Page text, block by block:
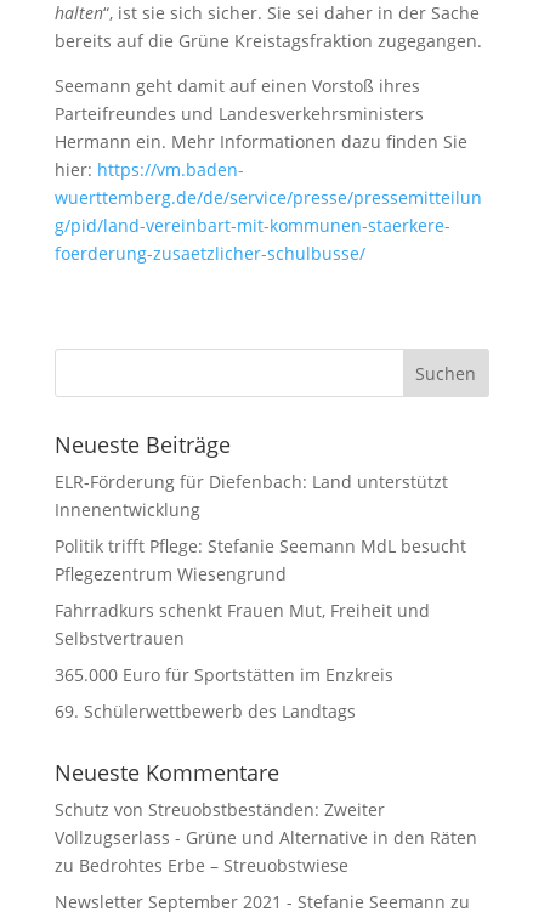
halten“, ist sie sich sicher. Sie sei daher in der Sache
bereits auf die Grüne Kreistagsfraktion zugegangen.
Seemann geht damit auf einen Vorstoß ihres
Parteifreundes und Landesverkehrsministers
Hermann ein. Mehr Informationen dazu finden Sie
hier: https://vm.baden-
wuerttemberg.de/de/service/presse/pressemitteilun
g/pid/land-vereinbart-mit-kommunen-staerkere-
foerderung-zusaetzlicher-schulbusse/
Neueste Beiträge
ELR-Förderung für Diefenbach: Land unterstützt
Innenentwicklung
Politik trifft Pflege: Stefanie Seemann MdL besucht
Pflegezentrum Wiesengrund
Fahrradkurs schenkt Frauen Mut, Freiheit und
Selbstvertrauen
365.000 Euro für Sportstätten im Enzkreis
69. Schülerwettbewerb des Landtags
Neueste Kommentare
Schutz von Streuobstbeständen: Zweiter
Vollzugserlass - Grüne und Alternative in den Räten
zu Bedrohtes Erbe – Streuobstwiese
Newsletter September 2021 - Stefanie Seemann zu